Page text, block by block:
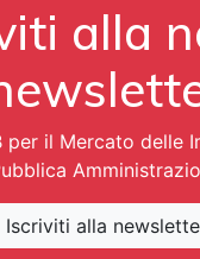
alla
per il Mercato delle
Iscriviti alla